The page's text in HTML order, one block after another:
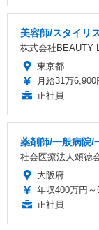
美容師/スタイリ
株式会社BEAUTY
東京都
月給31万6,900
正社員
薬剤師/一般病院/
社会医療法人頌徳
大阪府
年収400万円～
正社員